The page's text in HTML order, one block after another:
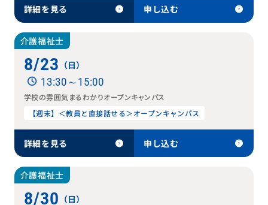
詳細を見る 申し込む
介護福祉士
8/23 （日）
13:30～15:00
学校の雰囲気まるわかりオープンキャンパス
【週末】＜教員と直接話せる＞オープンキャンパス
詳細を見る 申し込む
介護福祉士
8/30 （日）